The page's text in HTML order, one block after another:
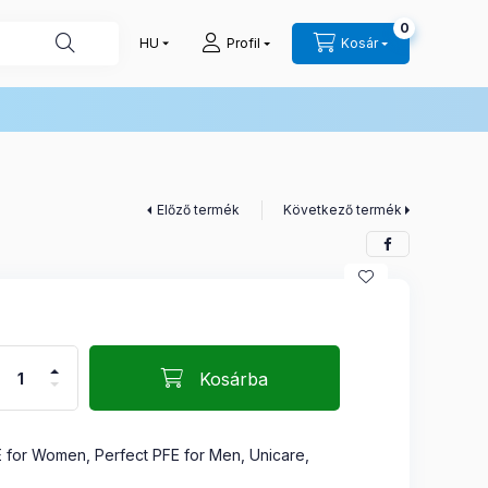
Profil Kosár
0
Előző termék Következő termék
Kosárba
Women, Perfect PFE for Men, Unicare,